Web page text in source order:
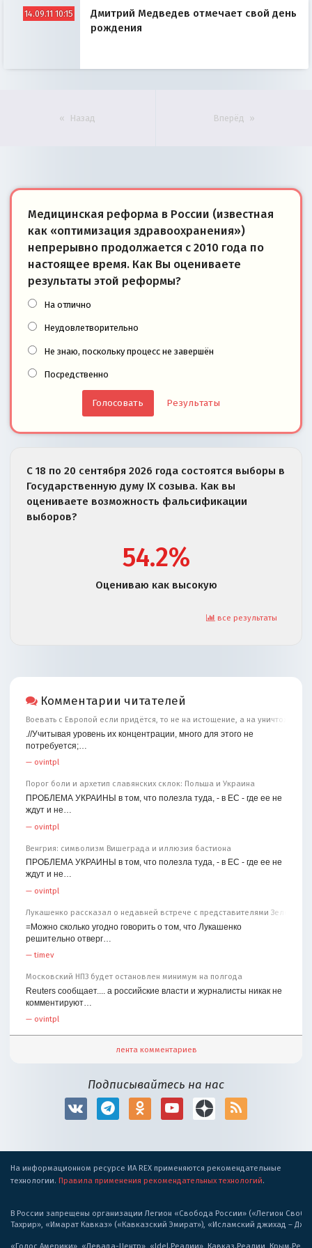
приватизации газопровода? Эксперты ИА REX
ответили на этот вопрос.
14.09.11 10:15
Дмитрий Медведев отмечает свой день
рождения
Назад Вперёд
Медицинская реформа в России (известная
как «оптимизация здравоохранения»)
непрерывно продолжается с 2010 года по
настоящее время. Как Вы оцениваете
результаты этой реформы?
На отлично
Неудовлетворительно
Не знаю, поскольку процесс не завершён
Посредственно
Результаты
С 18 по 20 сентября 2026 года состоятся выборы в
Государственную думу IX созыва. Как вы
оцениваете возможность фальсификации
выборов?
54.2%
Оцениваю как высокую
все результаты
Комментарии читателей
Воевать с Европой если придётся, то не на истощение, а на уничтожение
.//Учитывая уровень их концентрации, много для этого не
потребуется;…
— ovintpl
Порог боли и архетип славянских склок: Польша и Украина
ПРОБЛЕМА УКРАИНЫ в том, что полезла туда, - в ЕС - где ее не
ждут и не…
— ovintpl
Венгрия: символизм Вишеграда и иллюзия бастиона
ПРОБЛЕМА УКРАИНЫ в том, что полезла туда, - в ЕС - где ее не
ждут и не…
— ovintpl
Лукашенко рассказал о недавней встрече с представителями
=Можно сколько угодно говорить о том, что Лукашенко
решительно отверг…
—timev
Московский НПЗ будет остановлен минимум на полгода
Reuters сообщает.... а российские власти и журналисты никак не
комментируют…
— ovintpl
лента комментариев
Подписывайтесь на нас
На информационном ресурсе ИА REX применяются рекомендательные
технологии. Правила применения рекомендательных технологий.
В России запрещены организации Легион «Свобода России» («Легион
Тахрир», «Имарат Кавказ» («Кавказский Эмират»), «Исламский джихад –
«Голос Америки», «Левада-Центр», «Idel.Реалии», Кавказ.Реалии,